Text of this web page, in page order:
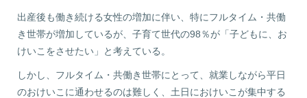
出産後も働き続ける女性の増加に伴い、特にフルタイム・共働
き世帯が増加しているが、子育て世代の98％が「子どもに、お
けいこをさせたい」と考えている。
しかし、フルタイム・共働き世帯にとって、就業しながら平日
のおけいこに通わせるのは難しく、土日におけいこが集中する